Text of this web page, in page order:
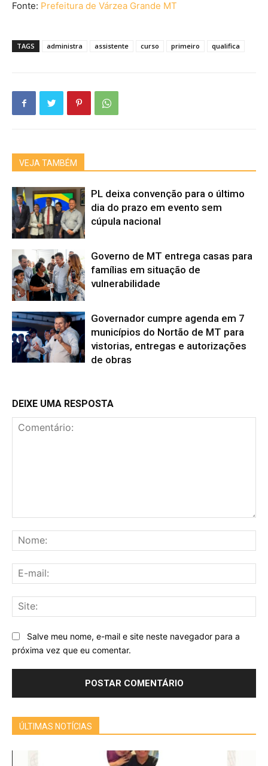
Fonte: Prefeitura de Várzea Grande MT
TAGS administra assistente curso primeiro qualifica
VEJA TAMBÉM
PL deixa convenção para o último
dia do prazo em evento sem
cúpula nacional
Governo de MT entrega casas para
famílias em situação de
vulnerabilidade
Governador cumpre agenda em 7
municípios do Nortão de MT para
vistorias, entregas e autorizações
de obras
DEIXE UMA RESPOSTA
Salve meu nome, e-mail e site neste navegador para a
próxima vez que eu comentar.
ÚLTIMAS NOTÍCIAS